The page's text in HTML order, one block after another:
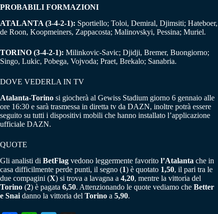
PROBABILI FORMAZIONI
ATALANTA (3-4-2-1): Sportiello; Toloi, Demiral, Djimsiti; Hateboer,
de Roon, Koopmeiners, Zappacosta; Malinovskyi, Pessina; Muriel.
TORINO (3-4-2-1): Milinkovic-Savic; Djidji, Bremer, Buongiorno;
Singo, Lukic, Pobega, Vojvoda; Praet, Brekalo; Sanabria.
DOVE VEDERLA IN TV
Atalanta-Torino si giocherà al Gewiss Stadium giorno 6 gennaio alle
ore 16:30 e sarà trasmessa in diretta tv da DAZN, inoltre potrà essere
seguito su tutti i dispositivi mobili che hanno installato l’applicazione
ufficiale DAZN.
QUOTE
Gli analisti di BetFlag vedono leggermente favorito l’Atalanta che in
casa difficilmente perde punti, il segno (1) è quotato 1,50, il pari tra le
due compagini (X) si trova a lavagna a 4,20, mentre la vittoria del
Torino (2) è pagata 6,50. Attenzionando le quote vediamo che Better
e Snai danno la vittoria del Torino a 5,90.